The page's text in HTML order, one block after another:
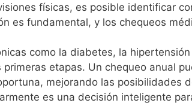
físicas, es posible identificar
es fundamental, y los chequeos
como la diabetes, la
etapas. Un chequeo anual
mejorando las posibilidades
es una decisión inteligente